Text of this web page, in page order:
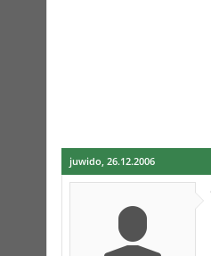
juwido, 26.12.2006